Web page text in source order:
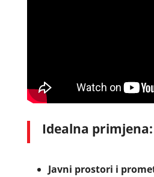
Idealna primjena:
Javni prostori i